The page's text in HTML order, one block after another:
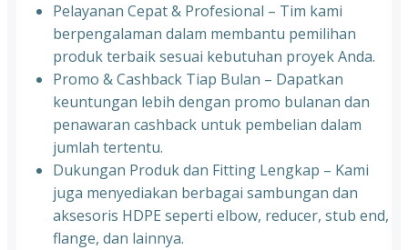
Pelayanan Cepat & Profesional – Tim kami
berpengalaman dalam membantu pemilihan
produk terbaik sesuai kebutuhan proyek Anda.
Promo & Cashback Tiap Bulan – Dapatkan
keuntungan lebih dengan promo bulanan dan
penawaran cashback untuk pembelian dalam
jumlah tertentu.
Dukungan Produk dan Fitting Lengkap – Kami
juga menyediakan berbagai sambungan dan
aksesoris HDPE seperti elbow, reducer, stub end,
flange, dan lainnya.